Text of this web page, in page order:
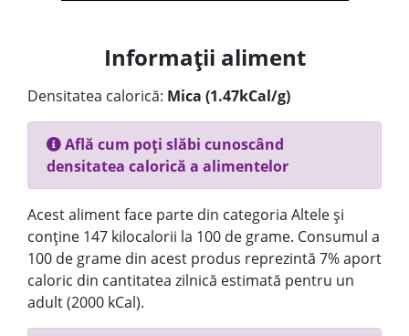
Informații aliment
Densitatea calorică: Mica (1.47kCal/g)
Află cum poți slăbi cunoscând
densitatea calorică a alimentelor
Acest aliment face parte din categoria Altele și
conține 147 kilocalorii la 100 de grame. Consumul a
100 de grame din acest produs reprezintă 7% aport
caloric din cantitatea zilnică estimată pentru un
adult (2000 kCal).